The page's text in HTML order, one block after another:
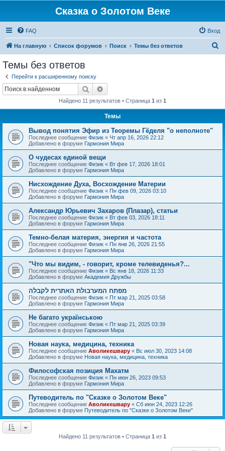
Сказка о Золотом Веке
FAQ Вход
На главную Список форумов Поиск Темы без ответов
Темы без ответов
Перейти к расширенному поиску
Поиск
Найдено 11 результатов • Страница 1 из 1
Темы
Вывод понятия Эфир из Теоремы Гёделя "о неполноте"
Последнее сообщение Физик « Чт апр 16, 2026 22:12
Добавлено в форуме Гармония Мира
О чудесах единой вещи
Последнее сообщение Физик « Вт фев 17, 2026 18:01
Добавлено в форуме Гармония Мира
Нисхождение Духа, Восхождение Материи
Последнее сообщение Физик « Пн фев 09, 2026 03:10
Добавлено в форуме Гармония Мира
Александр Юрьевич Захаров (Плазар), статьи
Последнее сообщение Физик « Вт фев 03, 2026 18:11
Добавлено в форуме Гармония Мира
Темно-белая материя, энергия и частота
Последнее сообщение Физик « Пн янв 26, 2026 21:55
Добавлено в форуме Гармония Мира
"Что мы видим, - говорит, кроме телевиденья?...
Последнее сообщение Физик « Вс янв 18, 2026 11:33
Добавлено в форуме Академия Дружбы
מפתח המערבולת האתרית לקבלה
Последнее сообщение Физик « Пт мар 21, 2025 03:58
Добавлено в форуме Гармония Мира
Не багато українською
Последнее сообщение Физик « Пт мар 21, 2025 03:39
Добавлено в форуме Гармония Мира
Новая наука, медицина, техника
Последнее сообщение Аволикешвару « Вс июл 30, 2023 14:08
Добавлено в форуме Новая наука, медицина, техника
Философская позиция Махатм
Последнее сообщение Физик « Пн июн 26, 2023 09:53
Добавлено в форуме Гармония Мира
Путеводитель по "Сказке о Золотом Веке"
Последнее сообщение Аволикешвару « Сб июн 24, 2023 12:26
Добавлено в форуме Путеводитель по "Сказке о Золотом Веке"
Найдено 11 результатов • Страница 1 из 1